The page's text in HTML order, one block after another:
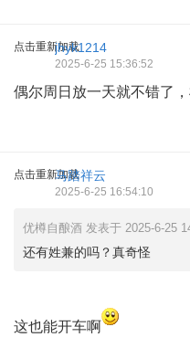
点击重新加载jhyk1214
2025-6-25 15:36:52
偶尔周日放一天就不错了
点击重新加载马踏祥云
2025-6-25 16:54:10
优樽自酿酒 发表于 2025-6-25
还有姓兼的吗？真奇怪
这也能开车啊